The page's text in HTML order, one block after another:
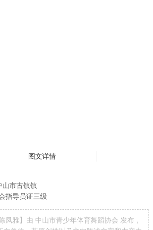
图文详情
市古镇镇
指导员证三级
凤雅】由 中山市青少年体育舞蹈协会 发布，